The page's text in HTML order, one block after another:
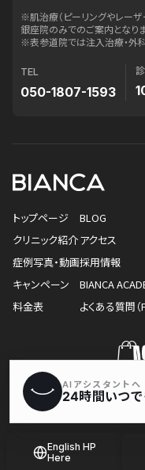
English HP
Here
※肌治療（ピーリングやレー
銀座院のみでのご案内となりま
※表参道院では注入治療・外
TEL
050-1807-1593
トップページ
クリニック紹介
症例写真・動画
キャンペーン
料金表
BLOG
アクセス
採用情報
BIANCA
よくある質問（
©